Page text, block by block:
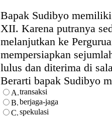
Bapak Sudibyo
XII. Karena putranya
melanjutkan ke
mempersiapkan
lulus dan diterima di
Berarti bapak Sudibyo
A.transaksi
B.berjaga-jaga
C.spekulasi